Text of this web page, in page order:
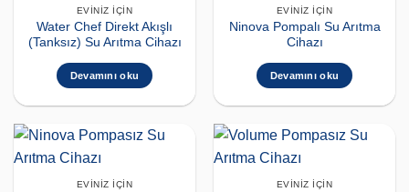
EVINIZ İÇIN
Water Chef Direkt Akışlı
(Tanksız) Su Arıtma Cihazı
Devamını oku
EVINIZ İÇIN
Ninova Pompalı Su Arıtma
Cihazı
Devamını oku
EVINIZ İÇIN EVINIZ İÇIN